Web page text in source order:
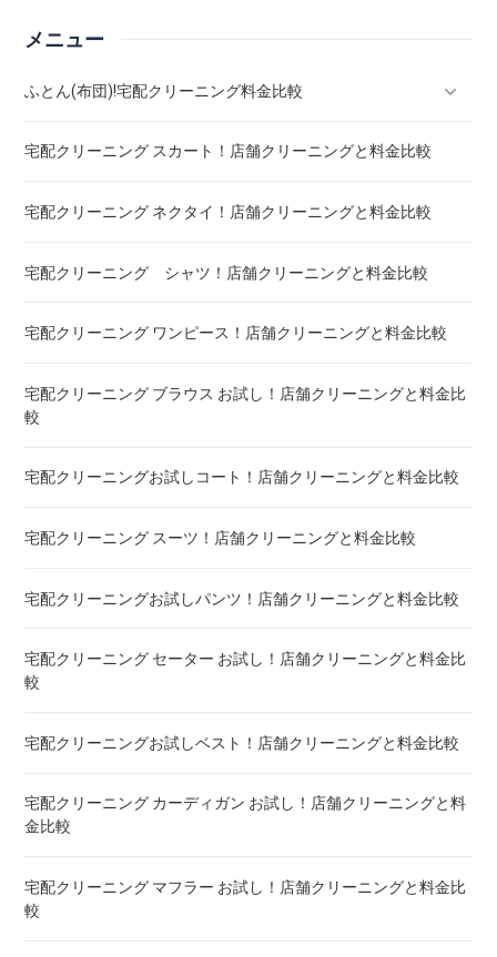
メニュー
ふとん(布団)!宅配クリーニング料金比較
羽毛ふとん(布団)!宅配クリーニング料金比較
こたつ布団 クリーニング ! 料金 比較
布団クリーニング ! ダニ除去率ランキング
布団クリーニング 真空圧縮サービス 料金比較 ! 市販の圧縮袋
宅配クリーニング 絨毯・カーペット ! 料金 比較
宅配クリーニング シーツ ! 安いランキング
布団クリーニング 敷布団 ! 料金 比較
布団クリーニング ベビーふとん ! 料金 比較
布団のレンタル 安いのは ! 東京・大阪・福岡
宅配クリーニング スカート！店舗クリーニングと料金比較
宅配クリーニング ネクタイ！店舗クリーニングと料金比較
宅配クリーニング シャツ！店舗クリーニングと料金比較
宅配クリーニング ワンピース！店舗クリーニングと料金比較
宅配クリーニング ブラウス お試し！店舗クリーニングと料金比
較
宅配クリーニングお試しコート！店舗クリーニングと料金比較
宅配クリーニング スーツ！店舗クリーニングと料金比較
宅配クリーニングお試しパンツ！店舗クリーニングと料金比較
宅配クリーニング セーター お試し！店舗クリーニングと料金比
較
宅配クリーニングお試しベスト！店舗クリーニングと料金比較
宅配クリーニング カーディガン お試し！店舗クリーニングと料
金比較
宅配クリーニング マフラー お試し！店舗クリーニングと料金比
較